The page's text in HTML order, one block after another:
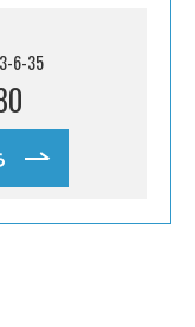
6-35